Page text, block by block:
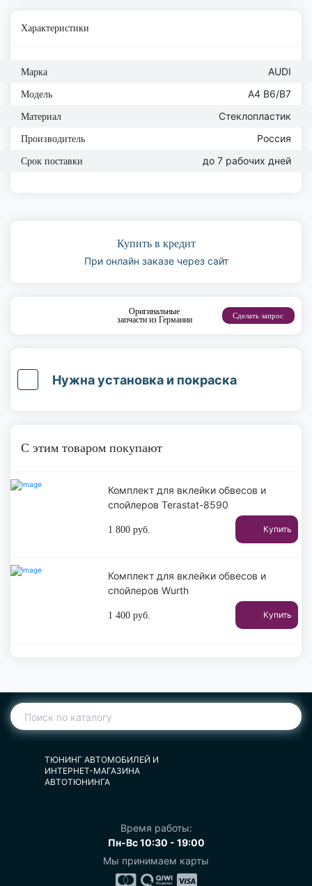
Характеристики
Марка AUDI
Модель A4 B6/B7
Материал Стеклопластик
Производитель Россия
Срок поставки до 7 рабочих дней
Купить в кредит
При онлайн заказе через сайт
Оригинальные
запчасти из Германии
Сделать запрос
Нужна установка и покраска
С этим товаром покупают
Комплект для вклейки обвесов и
спойлеров Terastat-8590
1 800 руб. Купить
Комплект для вклейки обвесов и
спойлеров Wurth
1 400 руб. Купить
ТЮНИНГ АВТОМОБИЛЕЙ И
ИНТЕРНЕТ-МАГАЗИНА
АВТОТЮНИНГА
Время работы:
Пн-Вс 10:30 - 19:00
Мы принимаем карты